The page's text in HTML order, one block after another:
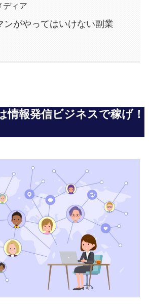
ディア
ンがやってはいけない副業
情報発信ビジネスで稼げ！